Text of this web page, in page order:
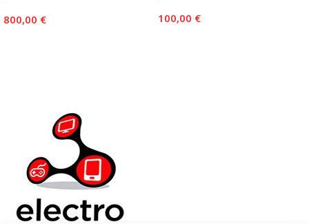
800,00 €
100,00 €